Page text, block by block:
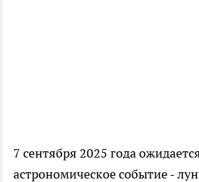
7 сентября 2025 года
астрономическое событие -